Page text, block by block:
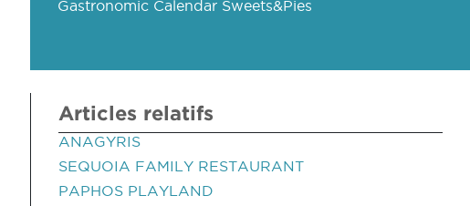
Gastronomic Calendar Sweets&Pies
Articles relatifs
ANAGYRIS
SEQUOIA FAMILY RESTAURANT
PAPHOS PLAYLAND